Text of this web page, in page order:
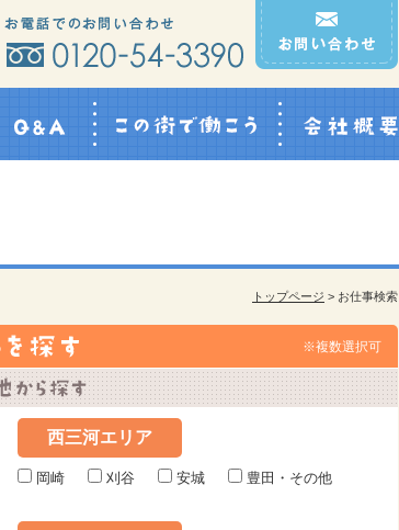
トップページ > お仕事検索
※複数選択可
西三河エリア
岡崎 刈谷 安城 豊田・その他